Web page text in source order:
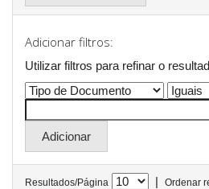
Adicionar filtros:
Utilizar filtros para refinar o
Resultados/Página |
Ordenar